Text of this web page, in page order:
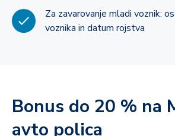
Za zavarovanje mladi voznik:
voznika in datum rojstva
Bonus do 20 % na
avto polica